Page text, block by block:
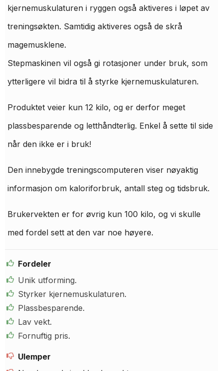
kjernemuskulaturen i ryggen også aktiveres i løpet av
treningsøkten. Samtidig aktiveres også de skrå
magemusklene.
Stepmaskinen vil også gi rotasjoner under bruk, som
ytterligere vil bidra til å styrke kjernemuskulaturen.
Produktet veier kun 12 kilo, og er derfor meget
plassbesparende og letthåndterlig. Enkel å sette til side
når den ikke er i bruk!
Den innebygde treningscomputeren viser nøyaktig
informasjon om kaloriforbruk, antall steg og tidsbruk.
Brukervekten er for øvrig kun 100 kilo, og vi skulle
med fordel sett at den var noe høyere.
Fordeler
Unik utforming.
Styrker kjernemuskulaturen.
Plassbesparende.
Lav vekt.
Fornuftig pris.
Ulemper